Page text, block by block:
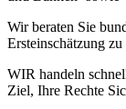
Wir beraten Sie
Ersteinschätzung
WIR handeln
Ziel, Ihre Rechte